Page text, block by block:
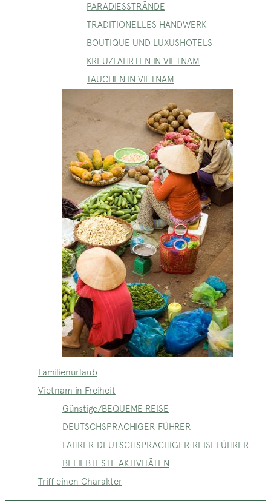
PARADIESSTRÄNDE
TRADITIONELLES HANDWERK
BOUTIQUE UND LUXUSHOTELS
KREUZFAHRTEN IN VIETNAM
TAUCHEN IN VIETNAM
Familienurlaub
Vietnam in Freiheit
Günstige/BEQUEME REISE
DEUTSCHSPRACHIGER FÜHRER
FAHRER DEUTSCHSPRACHIGER REISEFÜHRER
BELIEBTESTE AKTIVITÄTEN
Triff einen Charakter